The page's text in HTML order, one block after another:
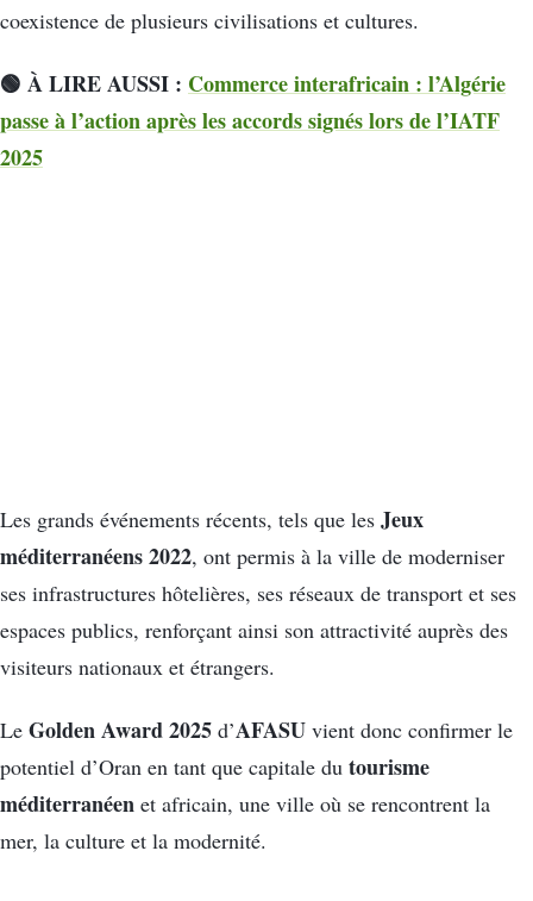
coexistence de plusieurs civilisations et cultures.
🟢 À LIRE AUSSI : Commerce interafricain : l’Algérie
passe à l’action après les accords signés lors de l’IATF
2025
Les grands événements récents, tels que les Jeux
méditerranéens 2022, ont permis à la ville de moderniser
ses infrastructures hôtelières, ses réseaux de transport et ses
espaces publics, renforçant ainsi son attractivité auprès des
visiteurs nationaux et étrangers.
Le Golden Award 2025 d’AFASU vient donc confirmer le
potentiel d’Oran en tant que capitale du tourisme
méditerranéen et africain, une ville où se rencontrent la
mer, la culture et la modernité.